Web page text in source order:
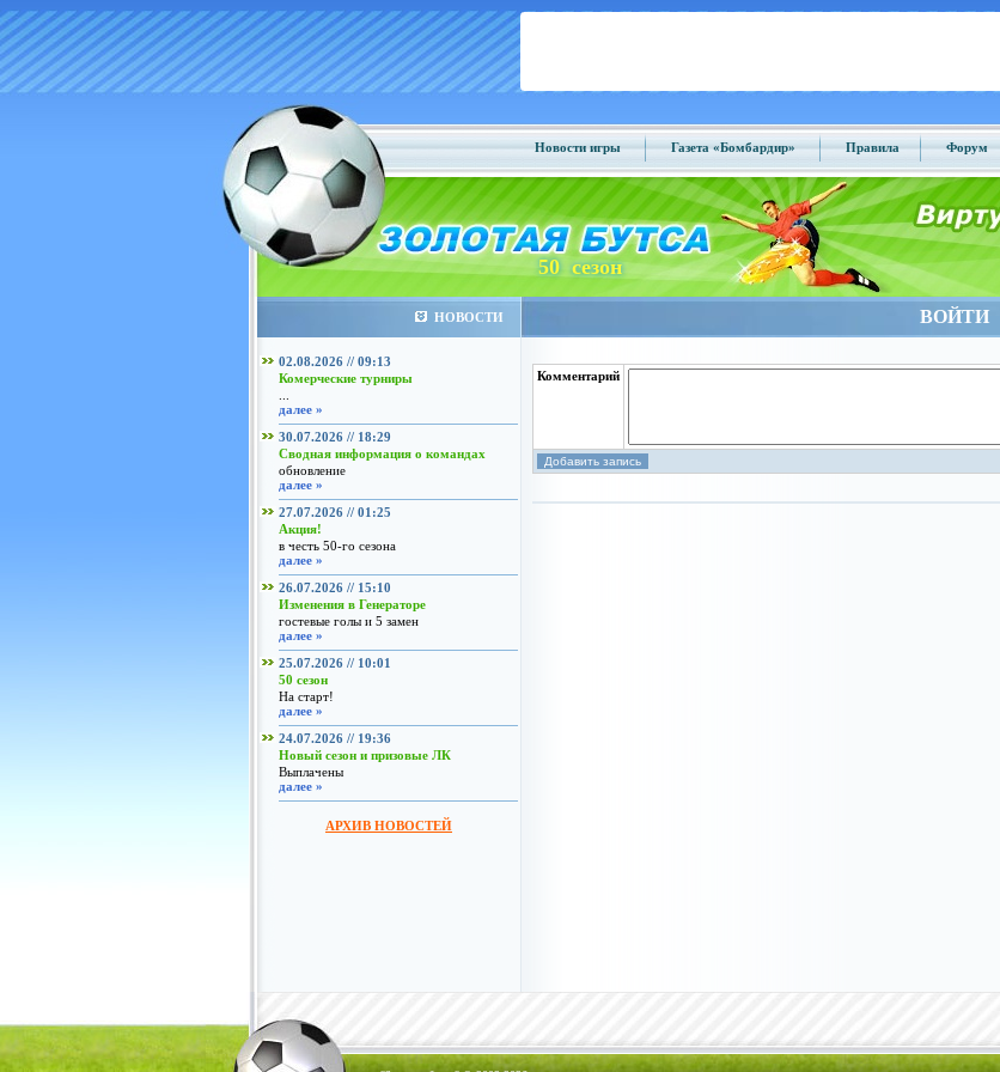
Новости игры Газета «Бомбардир» Правила Форум
50 сезон
НОВОСТИ
02.08.2026 // 09:13
Комерческие турниры
далее »
30.07.2026 // 18:29
Сводная информация о командах
обновление
далее »
27.07.2026 // 01:25
Акция!
в честь 50-го сезона
далее »
26.07.2026 // 15:10
Изменения в Генераторе
гостевые голы и 5 замен
далее »
25.07.2026 // 10:01
50 сезон
На старт!
далее »
24.07.2026 // 19:36
Новый сезон и призовые ЛК
Выплачены
далее »
АРХИВ НОВОСТЕЙ
ВОЙТИ
Комментарий